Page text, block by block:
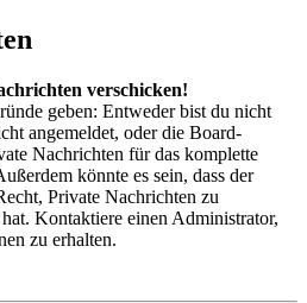
verschicken!
geben: Entweder bist du nicht
angemeldet, oder die Board-
Nachrichten für das komplette
könnte es sein, dass der
Private Nachrichten zu
Kontaktiere einen Administrator,
zu erhalten.